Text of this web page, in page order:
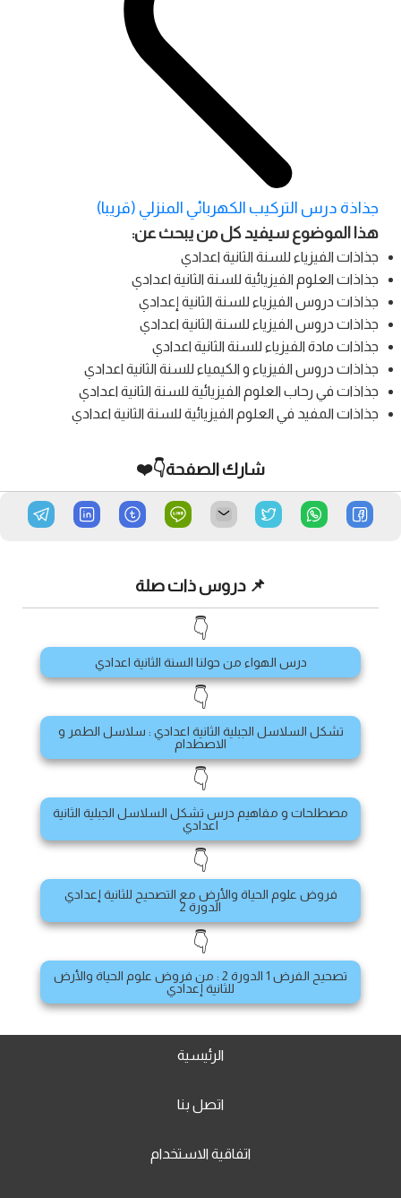
جذاذة درس التركيب الكهربائي المنزلي (قريبا)
هذا الموضوع سيفيد كل من يبحث عن:
جذاذات الفيزياء للسنة الثانية اعدادي
جذاذات العلوم الفيزيائية للسنة الثانية اعدادي
جذاذات دروس الفيزياء للسنة الثانية إعدادي
جذاذات دروس الفيزياء للسنة الثانية اعدادي
جذاذات مادة الفيزياء للسنة الثانية اعدادي
جذاذات دروس الفيزياء و الكيمياء للسنة الثانية اعدادي
جذاذات في رحاب العلوم الفيزيائية للسنة الثانية اعدادي
جذاذات المفيد في العلوم الفيزيائية للسنة الثانية اعدادي
شارك الصفحة👇❤️
📌 دروس ذات صلة
👇
درس الهواء من حولنا السنة الثانية اعدادي
👇
تشكل السلاسل الجبلية الثانية اعدادي : سلاسل الطمر و
الاصطدام
👇
مصطلحات و مفاهيم درس تشكل السلاسل الجبلية الثانية
اعدادي
👇
فروض علوم الحياة والأرض مع التصحيح للثانية إعدادي
الدورة 2
👇
تصحيح الفرض 1 الدورة 2 : من فروض علوم الحياة والأرض
للثانية إعدادي
الرئيسية
اتصل بنا
اتفاقية الاستخدام